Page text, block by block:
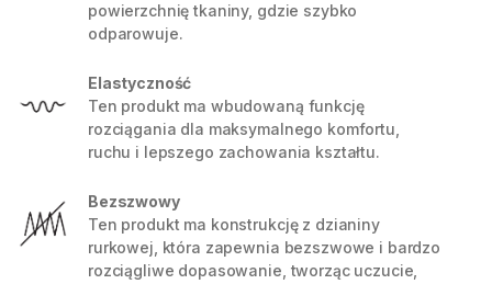
powierzchnię tkaniny, gdzie szybko
odparowuje.
Elastyczność
Ten produkt ma wbudowaną funkcję
rozciągania dla maksymalnego komfortu,
ruchu i lepszego zachowania kształtu.
Bezszwowy
Ten produkt ma konstrukcję z dzianiny
rurkowej, która zapewnia bezszwowe i bardzo
rozciągliwe dopasowanie, tworząc uczucie,